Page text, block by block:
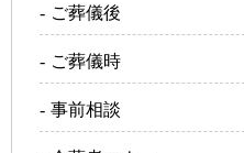
ご葬儀後
ご葬儀時
事前相談